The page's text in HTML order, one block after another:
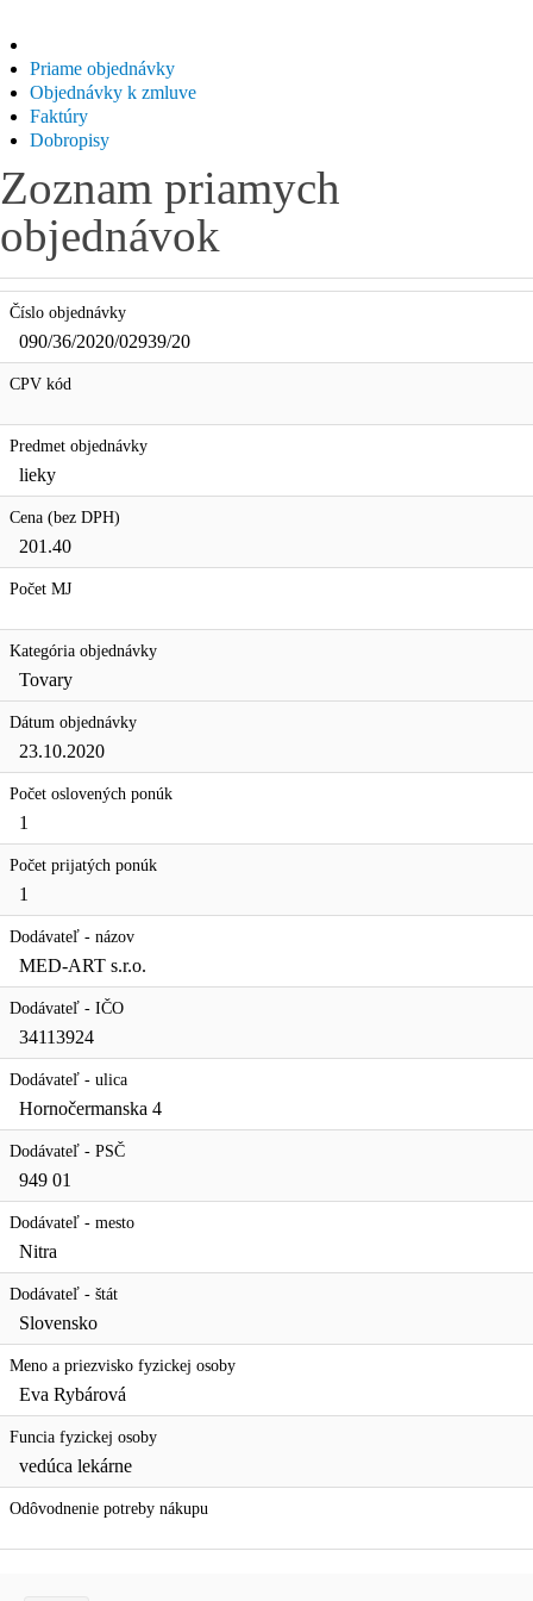
Priame objednávky
Objednávky k zmluve
Faktúry
Dobropisy
Zoznam priamych
objednávok
Číslo objednávky
090/36/2020/02939/20
CPV kód
Predmet objednávky
lieky
Cena (bez DPH)
201.40
Počet MJ
Kategória objednávky
Tovary
Dátum objednávky
23.10.2020
Počet oslovených ponúk
1
Počet prijatých ponúk
1
Dodávateľ - názov
MED-ART s.r.o.
Dodávateľ - IČO
34113924
Dodávateľ - ulica
Hornočermanska 4
Dodávateľ - PSČ
949 01
Dodávateľ - mesto
Nitra
Dodávateľ - štát
Slovensko
Meno a priezvisko fyzickej osoby
Eva Rybárová
Funcia fyzickej osoby
vedúca lekárne
Odôvodnenie potreby nákupu